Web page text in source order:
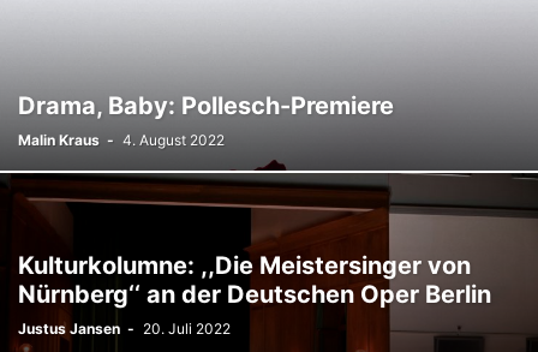
Drama, Baby: Pollesch-Premiere
Malin Kraus - 4. August 2022
Kulturkolumne: ,,Die Meistersinger von
Nürnberg‘‘ an der Deutschen Oper Berlin
Justus Jansen - 20. Juli 2022